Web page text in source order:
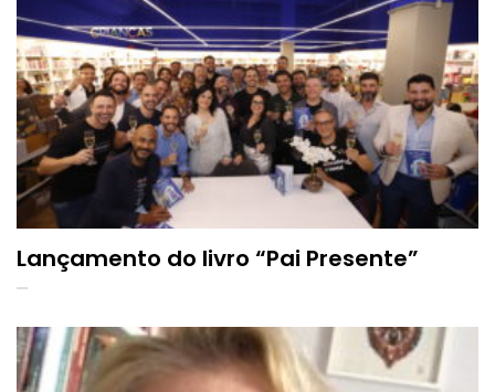
Lançamento do livro “Pai Presente”